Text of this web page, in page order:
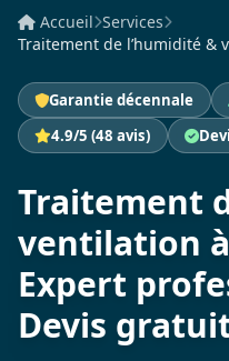
Accueil Services
Traitement de l’humidité &
Garantie décennale
4.9/5 (48 avis)
Traitement
ventilation
Expert
Devis